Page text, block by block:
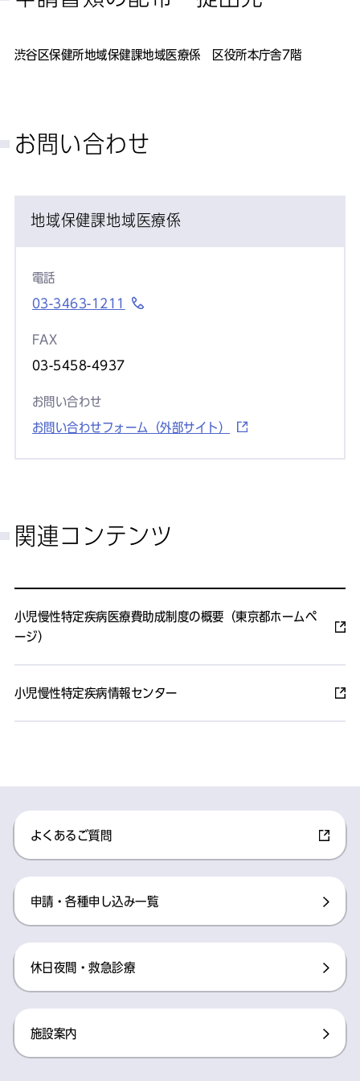
渋谷区保健所地域保健課地域医療係 区役所本庁舎7階
お問い合わせ
地域保健課地域医療係
電話
03-3463-1211
FAX
03-5458-4937
お問い合わせ
お問い合わせフォーム（外部サイト）
関連コンテンツ
小児慢性特定疾病医療費助成制度の概要（東京都ホームペ
ージ）
小児慢性特定疾病情報センター
よくあるご質問
申請・各種申し込み一覧
休日夜間・救急診療
施設案内